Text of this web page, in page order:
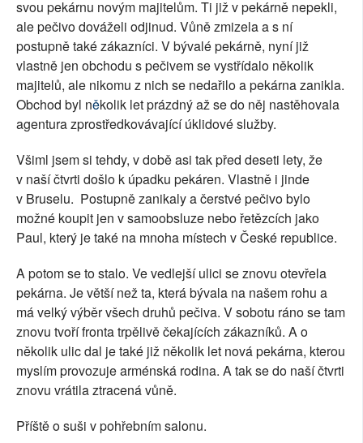
svou pekárnu novým majitelům. Ti již v pekárně nepekli,
ale pečivo dováželi odjinud. Vůně zmizela a s ní
postupně také zákazníci. V bývalé pekárně, nyní již
vlastně jen obchodu s pečivem se vystřídalo několik
majitelů, ale nikomu z nich se nedařilo a pekárna zanikla.
Obchod byl několik let prázdný až se do něj nastěhovala
agentura zprostředkovávající úklidové služby.
Všiml jsem si tehdy, v době asi tak před deseti lety, že
v naší čtvrti došlo k úpadku pekáren. Vlastně i jinde
v Bruselu. Postupně zanikaly a čerstvé pečivo bylo
možné koupit jen v samoobsluze nebo řetězcích jako
Paul, který je také na mnoha místech v České republice.
A potom se to stalo. Ve vedlejší ulici se znovu otevřela
pekárna. Je větší než ta, která bývala na našem rohu a
má velký výběr všech druhů pečiva. V sobotu ráno se tam
znovu tvoří fronta trpělivě čekajících zákazníků. A o
několik ulic dal je také již několik let nová pekárna, kterou
myslím provozuje arménská rodina. A tak se do naší čtvrti
znovu vrátila ztracená vůně.
Příště o suši v pohřebním salonu.